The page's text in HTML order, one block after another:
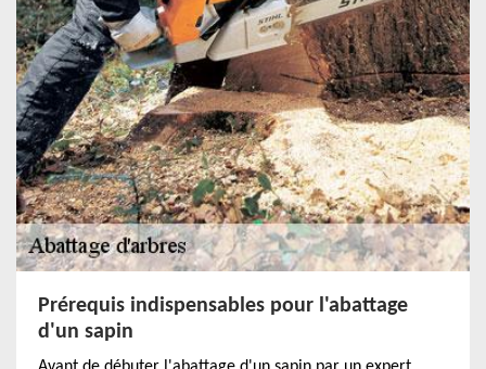
Prérequis indispensables pour l'abattage
d'un sapin